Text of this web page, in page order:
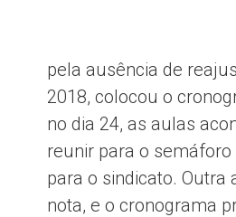
pela ausência de
2018, colocou o
no dia 24, as aulas
reunir para o
para o sindicato. Outra
nota, e o cronograma